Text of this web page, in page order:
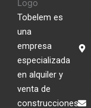
Tobelem es
una
empresa
especializada
en alquiler y
venta de
construcciones